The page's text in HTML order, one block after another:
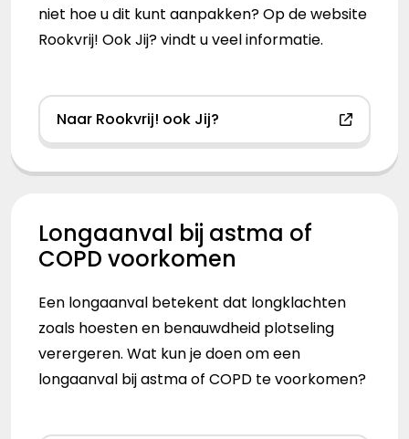
niet hoe u dit kunt aanpakken? Op de website
Rookvrij! Ook Jij? vindt u veel informatie.
Naar Rookvrij! ook Jij?
Longaanval bij astma of
COPD voorkomen
Een longaanval betekent dat longklachten
zoals hoesten en benauwdheid plotseling
verergeren. Wat kun je doen om een
longaanval bij astma of COPD te voorkomen?